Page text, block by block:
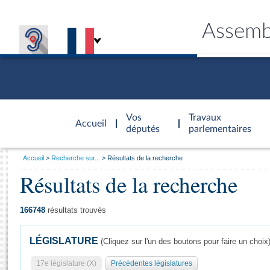
Accueil
d'accueil
Vos
députés
Travaux
parlementaires
Général
Vous
Accueil Recherche sur... Résultats de la recherche
Résultats de la recherche
166748 résultats trouvés
LÉGISLATURE (Cliquez sur l'un des boutons pour faire un choix)
17e législature (X) Précédentes législatures